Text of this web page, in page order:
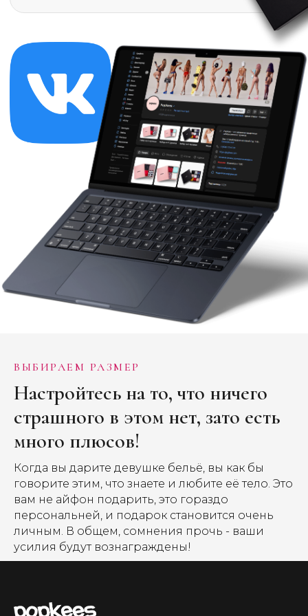
ВЫБИРАЕМ РАЗМЕР
Настройтесь на то, что ничего
страшного в этом нет, зато есть
много плюсов!
Когда вы дарите девушке бельё, вы как бы
говорите этим, что знаете и любите её тело. Это
вам не айфон подарить, это гораздо
персональней, и подарок становится очень
личным. В общем, сомнения прочь - ваши
усилия будут вознаграждены!